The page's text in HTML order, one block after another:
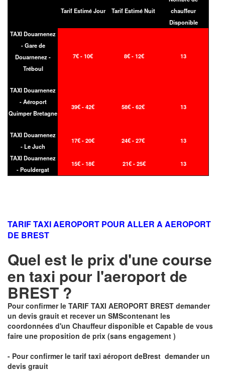
Tarif Estimé Jour Tarif Estimé Nuit
chauffeur
Disponible
TAXI Douarnenez
- Gare de
Douarnenez -
Tréboul
7€ - 10€ 8€ - 12€ 13
TAXI Douarnenez
- Aéroport
Quimper Bretagne
39€ - 42€ 58€ - 62€ 13
TAXI Douarnenez
- Le Juch
17€ - 20€ 24€ - 27€ 13
TAXI Douarnenez
- Pouldergat
15€ - 18€ 21€ - 25€ 13
TARIF TAXI AEROPORT POUR ALLER A AEROPORT
DE BREST
Quel est le prix d'une course
en taxi pour l'aeroport de
BREST ?
Pour confirmer le TARIF TAXI AEROPORT BREST demander
un devis grauit et recever un SMScontenant les
coordonnées d'un Chauffeur disponible et Capable de vous
faire une proposition de prix (sans engagement )
- Pour confirmer le tarif taxi aéroport deBrest demander un
devis grauit